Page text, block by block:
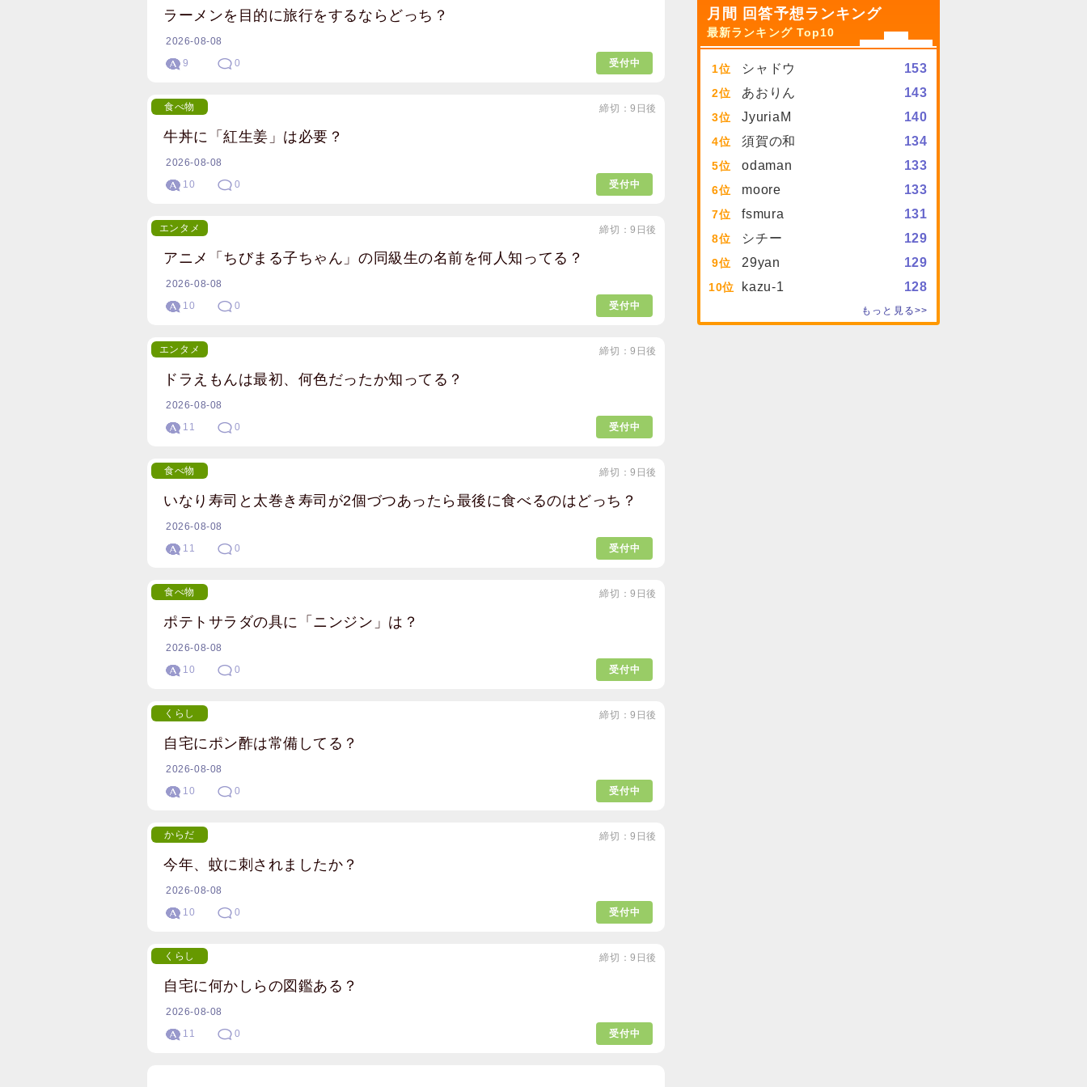
ラーメンを目的に旅行をするならどっち？
2026-08-08
9
0 受付中
牛丼に「紅生姜」は必要？
締切：9日後
食べ物
2026-08-08
10
0 受付中
アニメ「ちびまる子ちゃん」の同級生の名前を何人知ってる？
締切：9日後
エンタメ
2026-08-08
10
0 受付中
ドラえもんは最初、何色だったか知ってる？
締切：9日後
エンタメ
2026-08-08
11
0 受付中
いなり寿司と太巻き寿司が2個づつあったら最後に食べるのはどっち？
締切：9日後
食べ物
2026-08-08
11
0 受付中
ポテトサラダの具に「ニンジン」は？
締切：9日後
食べ物
2026-08-08
10
0 受付中
自宅にポン酢は常備してる？
締切：9日後
くらし
2026-08-08
10
0 受付中
今年、蚊に刺されましたか？
締切：9日後
からだ
2026-08-08
10
0 受付中
自宅に何かしらの図鑑ある？
締切：9日後
くらし
2026-08-08
11
0 受付中
月間 回答予想ランキング
最新ランキング Top10
1 シャドウ 153
2 あおりん 143
3 JyuriaM 140
4 須賀の和 134
5 odaman 133
6 moore 133
7 fsmura 131
8 シチー 129
9 29yan 129
10 kazu-1 128
もっと見る>>